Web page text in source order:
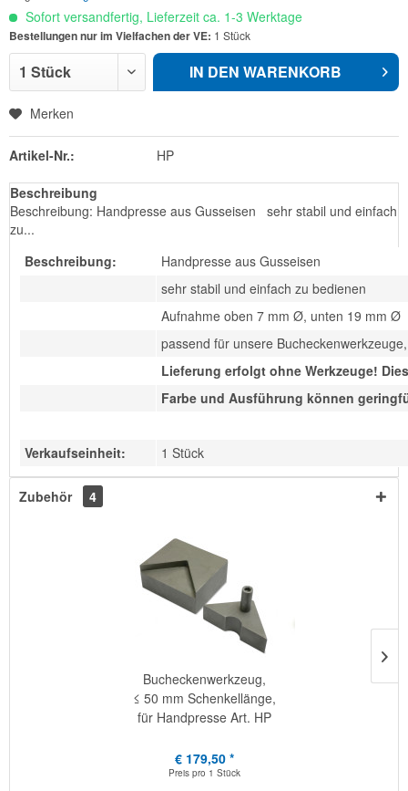
Sofort versandfertig, Lieferzeit ca. 1-3 Werktage
Bestellungen nur im Vielfachen der VE: 1 Stück
IN DEN WARENKORB
Merken
Artikel-Nr.: HP
Beschreibung
Beschreibung: Handpresse aus Gusseisen sehr stabil und einfach
zu...
Beschreibung:
Handpresse aus Gusseisen
sehr stabil und einfach zu bedienen
Aufnahme oben 7 mm Ø, unten 19 mm Ø
passend für unsere
Lieferung erfolgt ohne Werkzeuge!
Farbe und Ausführung können
Verkaufseinheit: 1 Stück
Zubehör 4
Bucheckenwerkzeug,
≤ 50 mm Schenkellänge,
für Handpresse Art. HP
€ 179,50 *
Preis pro 1 Stück